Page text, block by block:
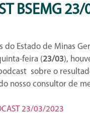
BSEMG
do Estado de Minas
feira (23/03),
sobre o
nosso consultor de
23/03/2023